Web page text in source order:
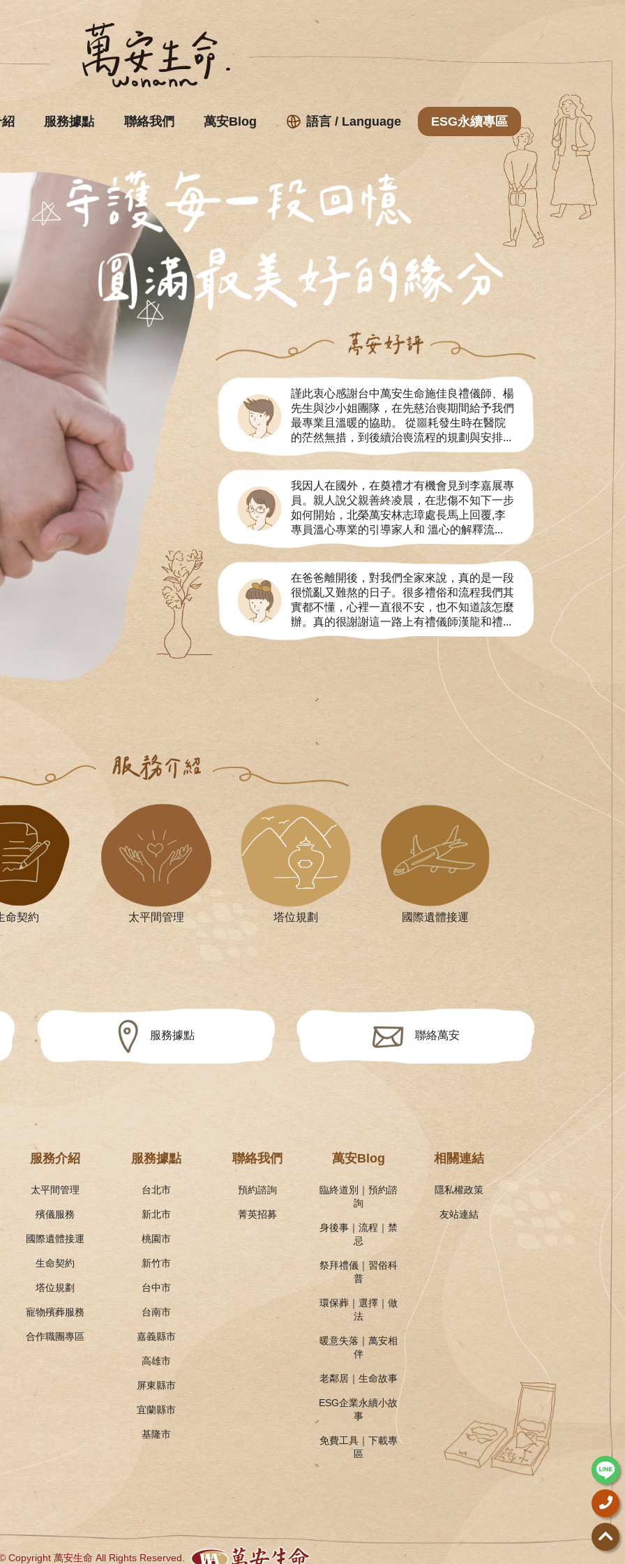
服務據點 聯絡我們 萬安Blog 語言 / Language ESG永續專區
謹此衷心感謝台中萬安生命施佳良禮儀師、楊
先生與沙小姐團隊，在先慈治喪期間給予我們
最專業且溫暖的協助。 從噩耗發生時在醫院
的茫然無措，到後續治喪流程的規劃與安排...
我因人在國外，在奠禮才有機會見到李嘉展專
員。親人說父親善終凌晨，在悲傷不知下一步
如何開始，北榮萬安林志璋處長馬上回覆,李
專員溫心專業的引導家人和 溫心的解釋流...
在爸爸離開後，對我們全家來說，真的是一段
很慌亂又難熬的日子。很多禮俗和流程我們其
實都不懂，心裡一直很不安，也不知道該怎麼
辦。真的很謝謝這一路上有禮儀師漢龍和禮...
命契約 太平間管理 塔位規劃 國際遺體接運
服務據點 聯絡萬安
服務介紹
太平間管理
殯儀服務
國際遺體接運
生命契約
塔位規劃
寵物殯葬服務
合作職團專區
服務據點
台北市
新北市
桃園市
新竹市
台中市
台南市
嘉義縣市
高雄市
屏東縣市
宜蘭縣市
基隆市
聯絡我們
預約諮詢
菁英招募
萬安Blog
臨終道別｜預約諮
詢
身後事｜流程｜禁
忌
祭拜禮儀｜習俗科
普
環保葬｜選擇｜做
法
暖意失落｜萬安相
伴
老鄰居｜生命故事
ESG企業永續小故
事
免費工具｜下載專
區
相關連結
隱私權政策
友站連結
Copyright 萬安生命 All Rights Reserved.